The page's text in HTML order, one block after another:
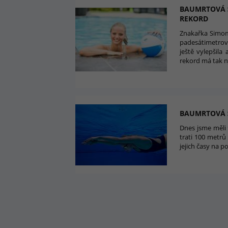
BAUMRTOVÁ
REKORD
Znakařka
ještě vylepšila
rekord má tak
BAUMRTOVÁ
Dnes jsme
trati 100 metrů
jejich časy na